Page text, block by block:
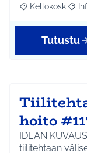
Rajaa tulokset
Kellokoski
Tutustu
hoito
IDEAN
tiilitehtaan